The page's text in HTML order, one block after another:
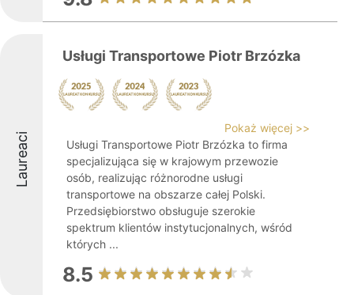
Laureaci
Usługi Transportowe Piotr Brzózka
Pokaż więcej >>
Usługi Transportowe Piotr Brzózka to firma
specjalizująca się w krajowym przewozie
osób, realizując różnorodne usługi
transportowe na obszarze całej Polski.
Przedsiębiorstwo obsługuje szerokie
spektrum klientów instytucjonalnych, wśród
których ...
8.5